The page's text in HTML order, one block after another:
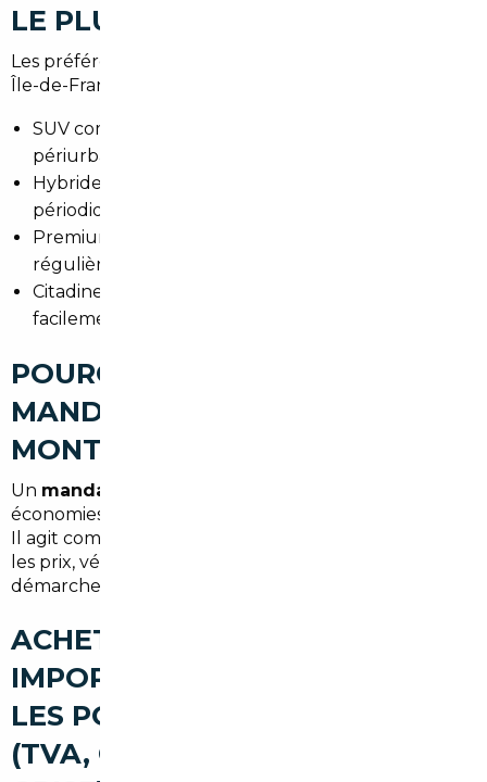
LE PLUS À MONTMORENCY
Les préférences reflètent la diversité des besoins en
Île-de-France :
SUV compacts pour les familles et pour les trajets
périurbains.
Hybrides pour réduire la consommation en trajets
périodiques et en zones à faibles émissions.
Premium pour les cadres se déplaçant
régulièrement vers Paris.
Citadines maniables pour circuler et se garer
facilement en centre-ville.
POURQUOI FAIRE APPEL À UN
MANDATAIRE AUTO À
MONTMORENCY
Un mandataire auto Montmorency
économies sensibles et un gain de temps important.
Il agit comme intermédiaire professionnel, négocie
les prix, vérifie l'historique et prend en charge les
démarches administratives.
ACHETER UNE VOITURE
IMPORTÉE À MONTMORENCY :
LES POINTS DE VIGILANCE
(TVA, CONFORMITÉ, CARTE